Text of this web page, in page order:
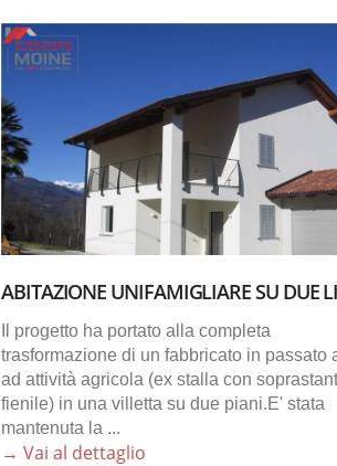
ABITAZIONE UNIFAMIGLIARE SU DUE
Il progetto ha portato alla completa
trasformazione di un fabbricato in passato
ad attività agricola (ex stalla con
fienile) in una villetta su due piani.E' stata
mantenuta la ...
→ Vai al dettaglio